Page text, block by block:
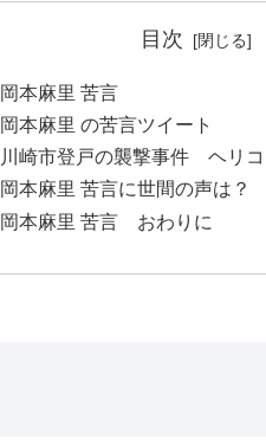
目次
岡本麻里 苦言
岡本麻里 の苦言ツイート
川崎市登戸の襲撃事件 ヘリコ
岡本麻里 苦言に世間の声は？
岡本麻里 苦言 おわりに